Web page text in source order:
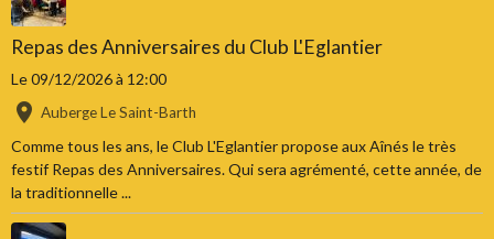
Repas des Anniversaires du Club L'Eglantier
Le 09/12/2026à 12:00
Auberge Le Saint-Barth
Comme tous les ans, le Club L'Eglantier propose aux Aînés le très
festif Repas des Anniversaires. Qui sera agrémenté, cette année, de
la traditionnelle ...